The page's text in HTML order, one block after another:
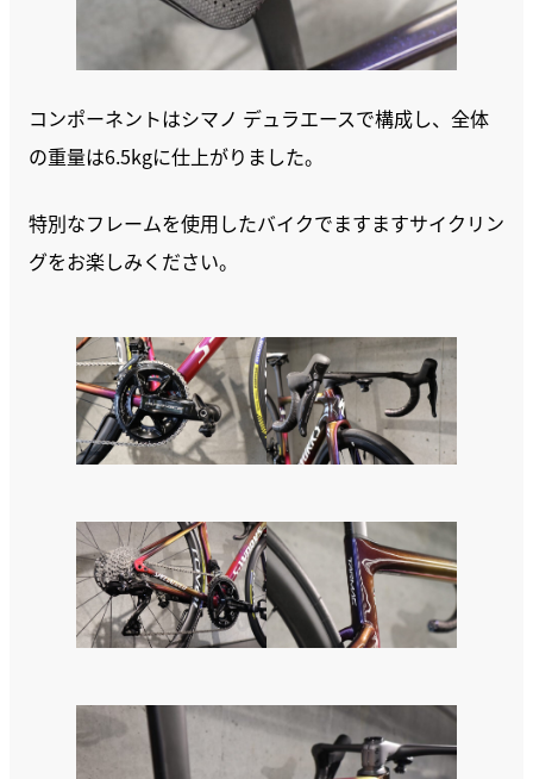
コンポーネントはシマノ デュラエースで構成し、全体
の重量は6.5kgに仕上がりました。
特別なフレームを使用したバイクでますますサイクリン
グをお楽しみください。